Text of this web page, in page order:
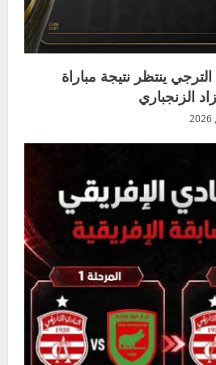
ينتظر نتيجة مباراة
الزنجباري